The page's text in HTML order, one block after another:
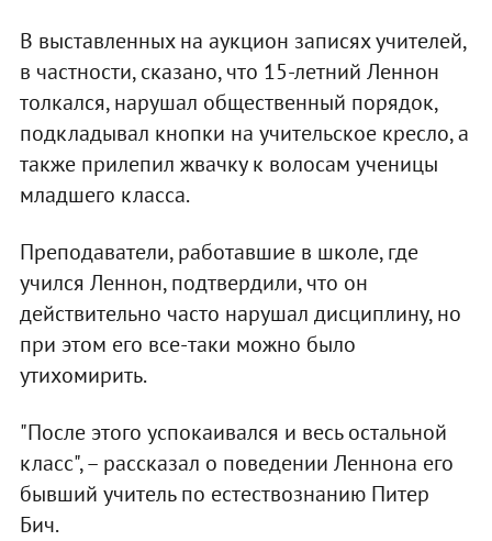
В выставленных на аукцион записях учителей,
в частности, сказано, что 15-летний Леннон
толкался, нарушал общественный порядок,
подкладывал кнопки на учительское кресло, а
также прилепил жвачку к волосам ученицы
младшего класса.
Преподаватели, работавшие в школе, где
учился Леннон, подтвердили, что он
действительно часто нарушал дисциплину, но
при этом его все-таки можно было
утихомирить.
"После этого успокаивался и весь остальной
класс", – рассказал о поведении Леннона его
бывший учитель по естествознанию Питер
Бич.